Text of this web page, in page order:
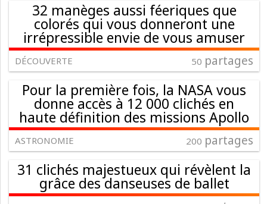
32 manèges aussi féeriques que
colorés qui vous donneront une
irrépressible envie de vous amuser
DÉCOUVERTE 50 partages
Pour la première fois, la NASA vous
donne accès à 12 000 clichés en
haute définition des missions Apollo
ASTRONOMIE 200 partages
31 clichés majestueux qui révèlent la
grâce des danseuses de ballet